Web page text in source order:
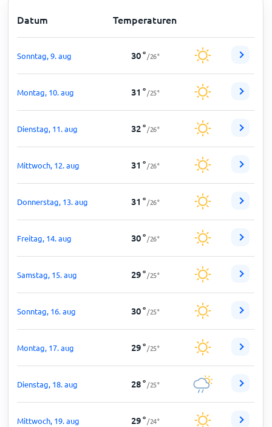
Datum Temperaturen
Sonntag, 9. aug 30° /26°
Montag, 10. aug 31 ° /25°
Dienstag, 11. aug 32° /26°
Mittwoch, 12. aug 31 ° /26°
Donnerstag, 13. aug 31 ° /26°
Freitag, 14. aug 30° /26°
Samstag, 15. aug 29° /25°
Sonntag, 16. aug 30° /25°
Montag, 17. aug 29° /25°
Dienstag, 18. aug 28° /25°
Mittwoch, 19. aug 29° /24°